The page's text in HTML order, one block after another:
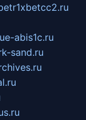
e-abis1c.ru
sand.ru